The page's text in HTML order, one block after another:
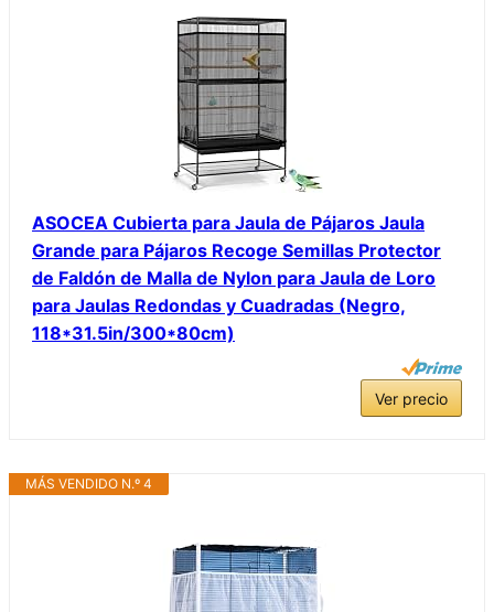
ASOCEA Cubierta para Jaula de Pájaros Jaula
Grande para Pájaros Recoge Semillas Protector
de Faldón de Malla de Nylon para Jaula de Loro
para Jaulas Redondas y Cuadradas (Negro,
118*31.5in/300*80cm)
Ver precio
MÁS VENDIDO N.º 4